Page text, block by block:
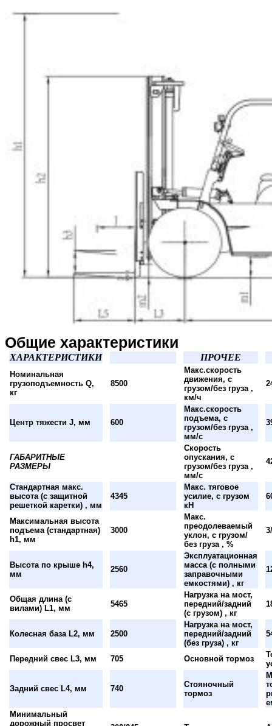
Общие характеристики
ХАРАКТЕРИСТИКИ ПРОЧЕЕ
Номинальная
грузоподъемность Q,
кг
8500
Макс.скорость
движения, с
грузом/без груза ,
км/ч
Центр тяжести J, мм 600
Макс.скорость
подъема, с
грузом/без груза ,
мм/с
ГАБАРИТНЫЕ
РАЗМЕРЫ
Скорость
опускания, с
грузом/без груза ,
мм/с
Стандартная макс.
высота (с защитной
решеткой каретки) , мм
4345
Макс. тяговое
усилие, с грузом
кН
Максимальная высота
подъема (стандартная)
h1, мм
3000
Макс.
преодолеваемый
уклон, с грузом/
без груза , %
Высота по крыше h4,
мм
2560
Эксплуатационная
масса (с полными
заправочными
емкостями) , кг
Общая длина (с
вилами) L1, мм
5465
Нагрузка на мост,
передний/задний
(с грузом) , кг
Колесная база L2, мм 2500
Нагрузка на мост,
передний/задний
(без груза) , кг
Передний свес L3, мм 705 Основной тормоз
Задний свес L4, мм 740
Стояночный
тормоз
Минимальный
дорожный просвет